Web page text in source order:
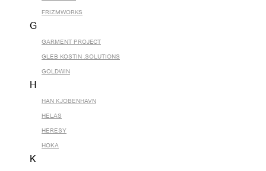
FRIZMWORKS
G
GARMENT PROJECT
GLEB KOSTIN .SOLUTIONS
GOLDWIN
H
HAN KJOBENHAVN
HELAS
HERESY
HOKA
K